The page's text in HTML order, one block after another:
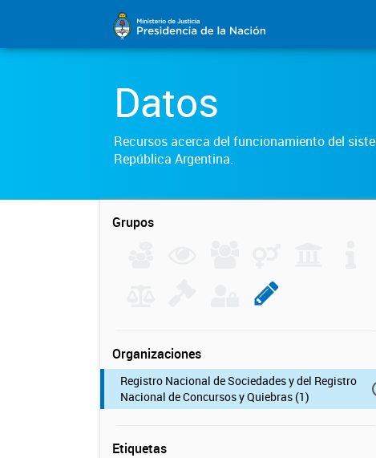
Datos
Recursos acerca del funcionamiento del
República Argentina.
Grupos
Organizaciones
Registro Nacional de Sociedades y del Registro
Nacional de Concursos y Quiebras (1)
Etiquetas